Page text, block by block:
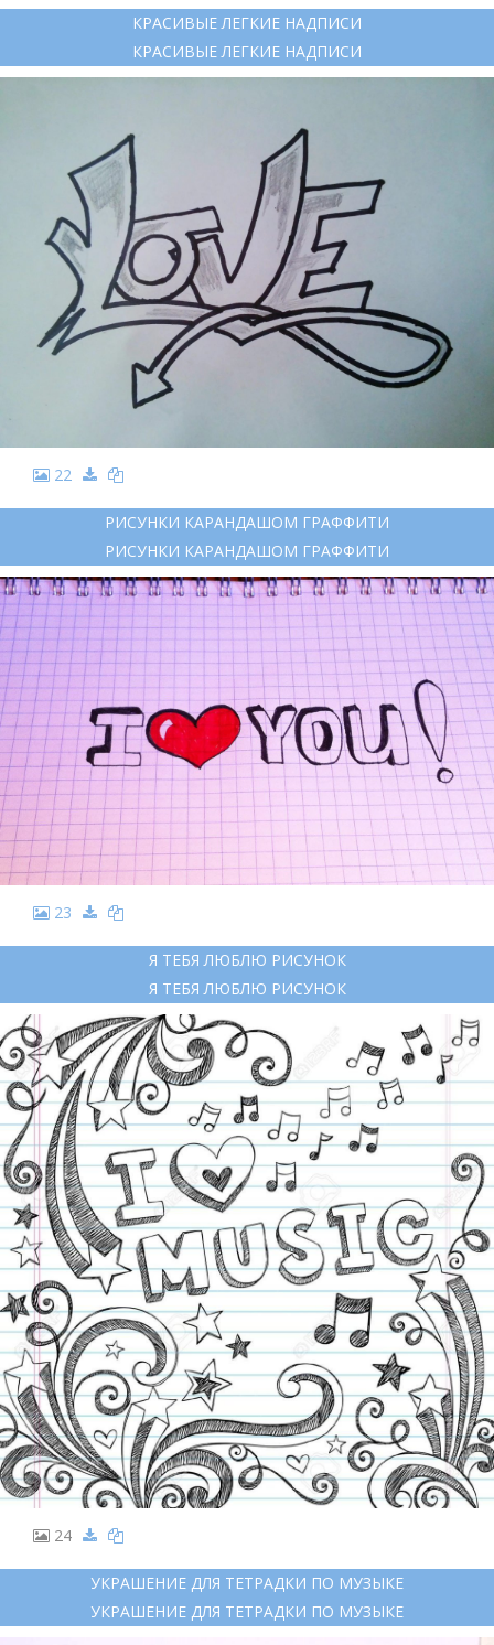
КРАСИВЫЕ ЛЕГКИЕ НАДПИСИ
КРАСИВЫЕ ЛЕГКИЕ НАДПИСИ
22
РИСУНКИ КАРАНДАШОМ ГРАФФИТИ
РИСУНКИ КАРАНДАШОМ ГРАФФИТИ
23
Я ТЕБЯ ЛЮБЛЮ РИСУНОК
Я ТЕБЯ ЛЮБЛЮ РИСУНОК
24
УКРАШЕНИЕ ДЛЯ ТЕТРАДКИ ПО МУЗЫКЕ
УКРАШЕНИЕ ДЛЯ ТЕТРАДКИ ПО МУЗЫКЕ